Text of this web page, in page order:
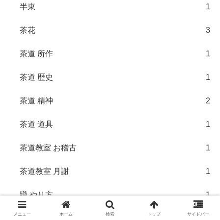
半東 1
茶花 3
茶道 所作 1
茶道 歴史 1
茶道 精神 2
茶道 道具 1
茶道教室 お稽古 1
茶道教室 月謝 1
蹲 やり方 1
茶道具
メニュー ホーム 検索 トップ サイドバー